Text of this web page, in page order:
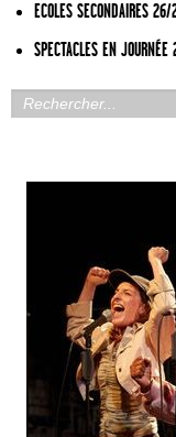
ECOLES SECONDAIRES
SPECTACLES EN